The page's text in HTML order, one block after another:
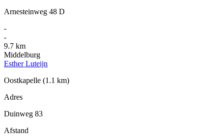
Arnesteinweg 48 D
-
-
9.7 km
Middelburg
Esther Luteijn
Oostkapelle (1.1 km)
Adres
Duinweg 83
Afstand